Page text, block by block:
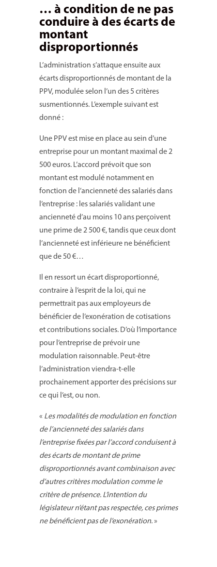
… à condition de ne pas
conduire à des écarts de
montant
disproportionnés
L’administration s’attaque ensuite aux
écarts disproportionnés de montant de la
PPV, modulée selon l’un des 5 critères
susmentionnés. L’exemple suivant est
donné :
Une PPV est mise en place au sein d’une
entreprise pour un montant maximal de 2
500 euros. L’accord prévoit que son
montant est modulé notamment en
fonction de l’ancienneté des salariés dans
l’entreprise : les salariés validant une
ancienneté d’au moins 10 ans perçoivent
une prime de 2 500 €, tandis que ceux dont
l’ancienneté est inférieure ne bénéficient
que de 50 €…
Il en ressort un écart disproportionné,
contraire à l’esprit de la loi, qui ne
permettrait pas aux employeurs de
bénéficier de l’exonération de cotisations
et contributions sociales. D’où l’importance
pour l’entreprise de prévoir une
modulation raisonnable. Peut-être
l’administration viendra-t-elle
prochainement apporter des précisions sur
ce qui l’est, ou non.
« Les modalités de modulation en fonction
de l’ancienneté des salariés dans
l’entreprise fixées par l’accord conduisent à
des écarts de montant de prime
disproportionnés avant combinaison avec
d’autres critères modulation comme le
critère de présence. L’intention du
législateur n’étant pas respectée, ces primes
ne bénéficient pas de l’exonération. »